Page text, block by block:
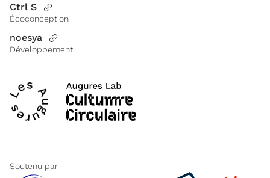
Ctrl S
Écoconception
noesya
Développement
Soutenu par